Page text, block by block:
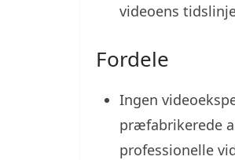
videoens
Fordele
Ingen
præfabrikerede
professionelle